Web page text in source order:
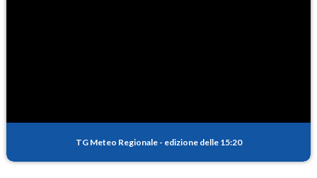
TG Meteo Regionale - edizione delle 15:20